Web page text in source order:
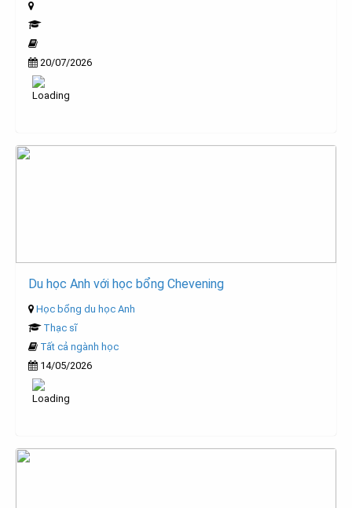
20/07/2026
Du học Anh với học bổng Chevening
Học bổng du học Anh
Thạc sĩ
Tất cả ngành học
14/05/2026